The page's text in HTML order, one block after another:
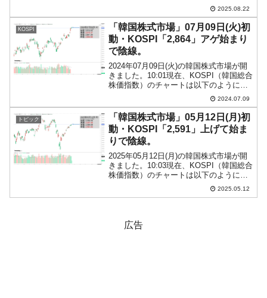
『Investing.com』より引用）。ほとんど
始値で終わりました。KOSPIは「3,...
2025.08.22
KOSPI
「韓国株式市場」07月09日(火)初
動・KOSPI「2,864」アゲ始まり
で陰線。
2024年07月09日(火)の韓国株式市場が開
きました。10:01現在、KOSPI（韓国総合
株価指数）のチャートは以下のようにな
『Investing.com』より引用）。アゲて始
まりましたが、現在のところ陰線。とは
いえ...
2024.07.09
トピック
「韓国株式市場」05月12日(月)初
動・KOSPI「2,591」上げて始ま
りで陰線。
2025年05月12日(月)の韓国株式市場が開
きました。10:03現在、KOSPI（韓国総合
株価指数）のチャートは以下のようにな
『Investing.com』より引用）。投資家別
2025.05.12
広告